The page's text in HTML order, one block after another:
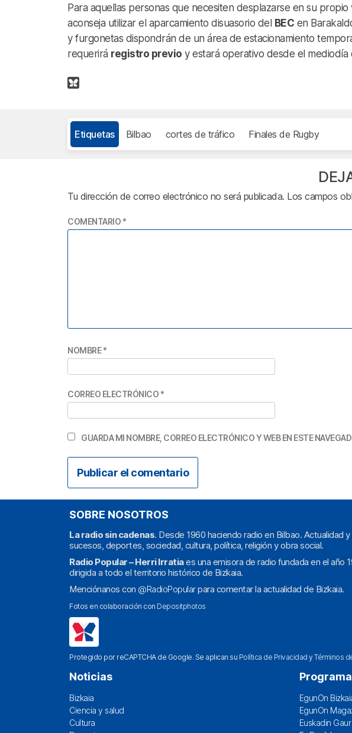
Para aquellas personas que necesiten desplazarse en su
aconseja utilizar el aparcamiento disuasorio del BEC en
y furgonetas dispondrán de un área de estacionamiento
requerirá registro previo y estará operativo desde el mediodía
Etiquetas Bilbao cortes de tráfico Finales de Rugby
Tu dirección de correo electrónico no será publicada. Los campos
COMENTARIO *
NOMBRE*
CORREO ELECTRÓNICO *
GUARDA MI NOMBRE, CORREO ELECTRÓNICO Y WEB EN ESTE
SOBRE NOSOTROS
La radio sin cadenas. Desde 1960 haciendo radio en Bilbao. Actualidad y
sucesos, deportes, sociedad, cultura, política, religión y obra social.
Radio Popular – Herri Irratiaes una emisora de radio fundada en el año
dirigida a todo el territorio histórico de Bizkaia.
Menciónanos con @RadioPopularpara comentar la actualidad de Bizkaia.
Fotos en colaboración con Depositphotos
Protegido por reCAPTCHA de Google. Se aplican su Política de Privacidad yTérminos
Noticias
Bizkaia
Ciencia y salud
Cultura
EgunOn
EgunOn
Euskadin Gaur